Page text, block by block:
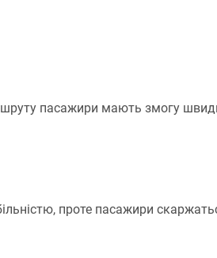
пасажири мають змогу
проте пасажири